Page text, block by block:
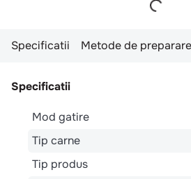
Specificatii Metode de preparare
Specificatii
Mod gatire
Tip carne
Tip produs